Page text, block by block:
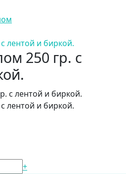
лентой и биркой.
250 гр. с
лентой и биркой.
+